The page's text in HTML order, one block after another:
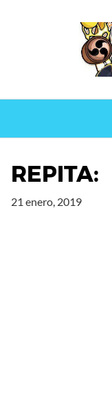
REPITA:
21 enero, 2019